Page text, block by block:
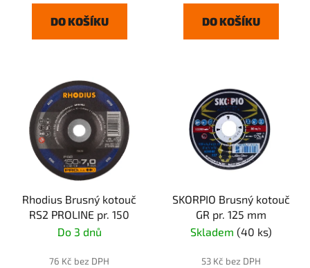
DO KOŠÍKU DO KOŠÍKU
Rhodius Brusný kotouč
RS2 PROLINE pr. 150
Do 3 dnů
76 Kč bez DPH
SKORPIO Brusný kotouč
GR pr. 125 mm
Skladem (40 ks)
53 Kč bez DPH